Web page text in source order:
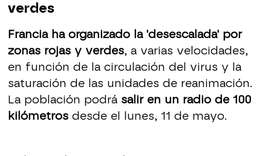
verdes
Francia ha organizado la 'desescalada' por
zonas rojas y verdes, a varias velocidades,
en función de la circulación del virus y la
saturación de las unidades de reanimación.
La población podrá salir en un radio de 100
kilómetrosdesde el lunes, 11 de mayo.